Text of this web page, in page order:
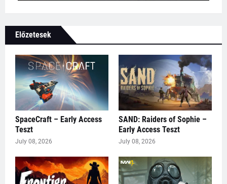
Előzetesek
SpaceCraft – Early Access
Teszt
July 08, 2026
SAND: Raiders of Sophie –
Early Access Teszt
July 08, 2026